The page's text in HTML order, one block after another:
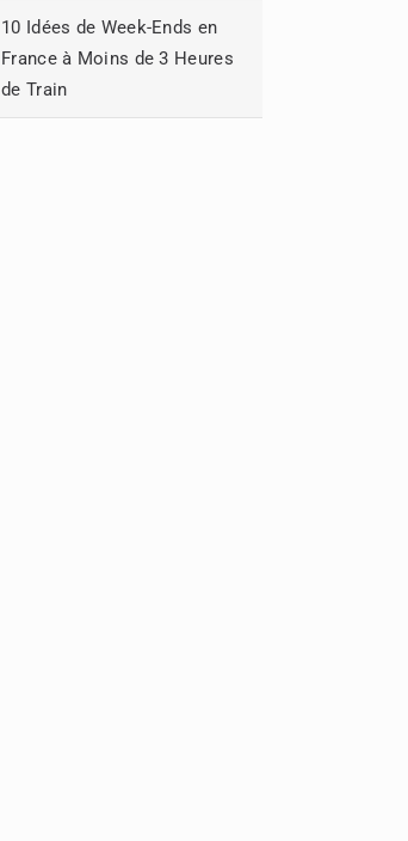
10 Idées de Week-Ends en
France à Moins de 3 Heures
de Train